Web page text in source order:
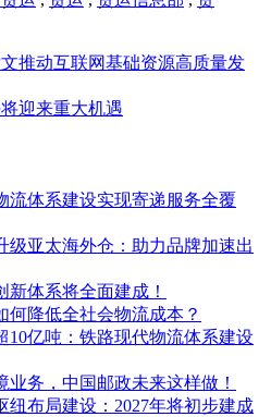
推动互联网基础资源高质量发
迎来重大机遇
流体系建设实现寄递服务全覆
级亚太海外仓：助力品牌加速出
新体系将全面建成！
何降低全社会物流成本？
10亿吨：铁路现代物流体系建设
务，中国邮政未来这样做！
纽布局建设：2027年将初步建成